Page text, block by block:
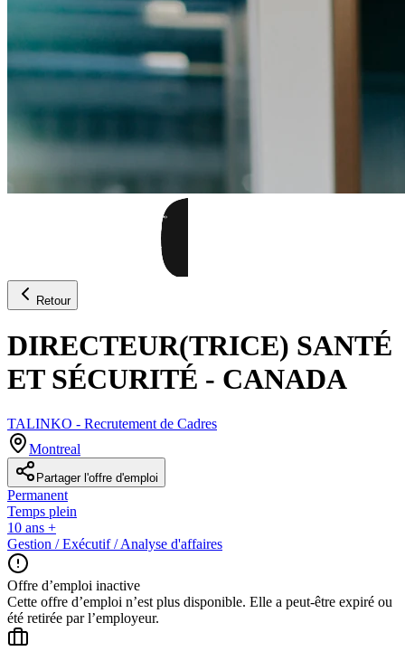
Retour
DIRECTEUR(TRICE) SANTÉ
ET SÉCURITÉ - CANADA
TALINKO - Recrutement de Cadres
Montreal
Partager l'offre d'emploi
Permanent
Temps plein
10 ans +
Gestion / Exécutif / Analyse d'affaires
Offre d’emploi inactive
Cette offre d’emploi n’est plus disponible. Elle a peut-être expiré ou
été retirée par l’employeur.